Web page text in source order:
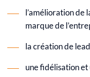
l’amélioration de
marque de
la création de
une fidélisation